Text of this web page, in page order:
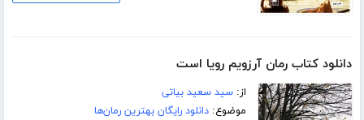
دانلود کتاب رمان آرزویم رویا است
از:سید سعید بیاتی
موضوع:دانلود رایگان بهترین رمان‌ها